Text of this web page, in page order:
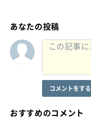
あなたの投稿
コメントをする
おすすめのコメント